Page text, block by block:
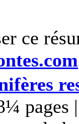
ce
pages